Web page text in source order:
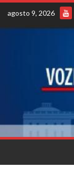
Skip
content
agosto 9, 2026